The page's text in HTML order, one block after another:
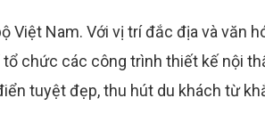
Việt Nam. Với vị trí đắc địa và văn
chức các công trình thiết kế nội
tuyệt đẹp, thu hút du khách từ